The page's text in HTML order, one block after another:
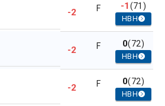
-2 F -1(71)
HBH
-2 F 0(72)
HBH
-2 F 0(72)
HBH